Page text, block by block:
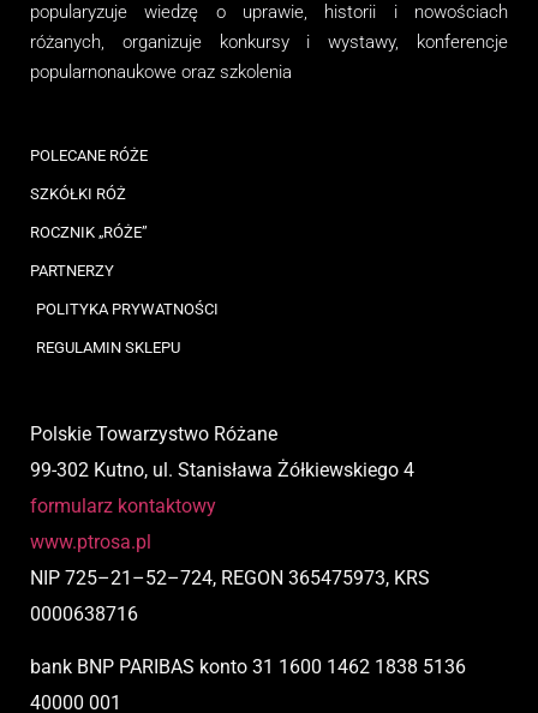
popularyzuje wiedzę o uprawie, historii i nowościach
różanych, organizujekonkursy i wystawy, konferencje
popularnonaukowe oraz szkolenia
POLECANE RÓŻE
SZKÓŁKI RÓŻ
ROCZNIK „RÓŻE”
PARTNERZY
POLITYKA PRYWATNOŚCI
REGULAMIN SKLEPU
Polskie Towarzystwo Różane
99-302 Kutno, ul. Stanisława Żółkiewskiego 4
formularz kontaktowy
www.ptrosa.pl
NIP 725–21 –52–724, REGON 365475973, KRS
0000638716
bank BNP PARIBAS konto 31 1600 1462 1838 5136
40000 001